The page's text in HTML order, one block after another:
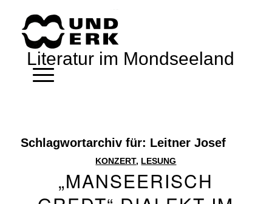
Literatur im Mondseeland
Schlagwortarchiv für: Leitner Josef
KONZERT, LESUNG
„MANSEERISCH